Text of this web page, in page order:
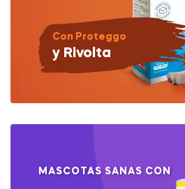
Con Proteggo
y Rivolta
MASCOTAS SANAS CON